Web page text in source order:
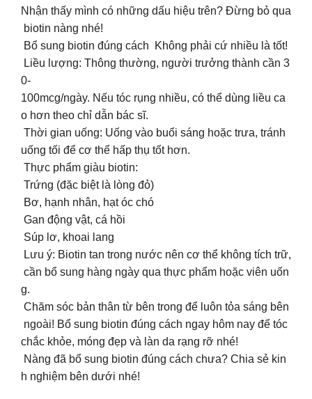
Nhận thấy mình có những dấu hiệu trên? Đừng bỏ qua
biotin nàng nhé!
Bổ sung biotin đúng cách Không phải cứ nhiều là tốt!
Liều lượng: Thông thường, người trưởng thành cần 3
0-
100mcg/ngày. Nếu tóc rụng nhiều, có thể dùng liều ca
o hơn theo chỉ dẫn bác sĩ.
Thời gian uống: Uống vào buổi sáng hoặc trưa, tránh
uống tối để cơ thể hấp thụ tốt hơn.
Thực phẩm giàu biotin:
Trứng (đặc biệt là lòng đỏ)
Bơ, hạnh nhân, hạt óc chó
Gan động vật, cá hồi
Súp lơ, khoai lang
Lưu ý: Biotin tan trong nước nên cơ thể không tích trữ,
cần bổ sung hàng ngày qua thực phẩm hoặc viên uốn
g.
Chăm sóc bản thân từ bên trong để luôn tỏa sáng bên
ngoài! Bổ sung biotin đúng cách ngay hôm nay để tóc
chắc khỏe, móng đẹp và làn da rạng rỡ nhé!
Nàng đã bổ sung biotin đúng cách chưa? Chia sẻ kin
h nghiệm bên dưới nhé!